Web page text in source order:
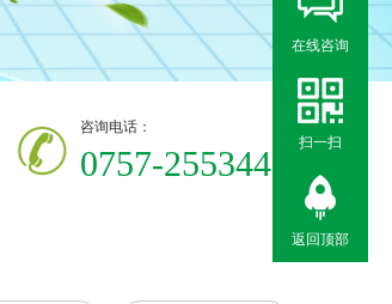
咨询电话：
0757-25534411
在线咨询
扫一扫
返回顶部